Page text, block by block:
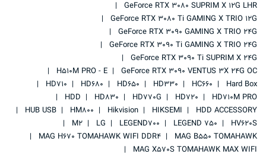
GeForce RTX 3080 SUPRIM X 12G LHR
GeForce RTX 3080 Ti GAMING X TRIO 12G
GeForce RTX 3090 GAMING X TRIO 24G
GeForce RTX 3090 Ti GAMING X TRIO 24G
GeForce RTX 3090 Ti SUPRIM X 24G
GeForce RTX 3090 VENTUS 3X 24G OC
H510M PRO - E
Hard Box
HC660
HD330
HD650
HD680
HD710
HD710M PRO
HD720
HD770G
HD830
HDD
HDD ACCESSORY
HIKSEMI
Hikvision
HM800
HUB USB
HV620S
LEGEND 750
LEGEND700
LG
M2
MAG B550 TOMAHAWK
MAG H670 TOMAHAWK WIFI DDR4
MAG X570S TOMAHAWK MAX WIFI